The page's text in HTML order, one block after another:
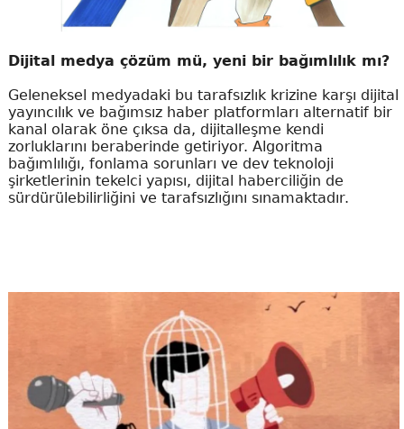
Dijital medya çözüm mü, yeni bir bağımlılık mı?
Geleneksel medyadaki bu tarafsızlık krizine karşı dijital
yayıncılık ve bağımsız haber platformları alternatif bir
kanal olarak öne çıksa da, dijitalleşme kendi
zorluklarını beraberinde getiriyor. Algoritma
bağımlılığı, fonlama sorunları ve dev teknoloji
şirketlerinin tekelci yapısı, dijital haberciliğin de
sürdürülebilirliğini ve tarafsızlığını sınamaktadır.